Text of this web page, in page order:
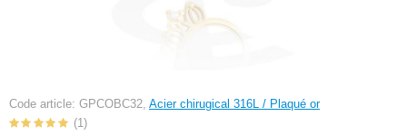
Code article: GPCOBC32, Acier chirugical 316L / Plaqué or
(1)